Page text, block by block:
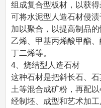
组成复合型板材，以获
可将水泥型人造石材侵
加以聚合，以提高制品
乙烯、甲基丙烯酸甲酯
丁二烯等。
4、烧结型人造石材
这种石材是把斜长石、
土等混合成矿粉，再配
经制坯、成型和艺术加